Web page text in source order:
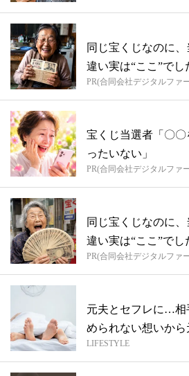
同じ宝くじなのに
違い実は“ここ”でし
PR(合同会社デジタルファ
宝くじ当選者「〇
ったいない」
PR(合同会社デジタルファ
同じ宝くじなのに
違い実は“ここ”でし
PR(合同会社デジタルファ
元夫とセフレに…相
められない想いか
LIFESTYLE